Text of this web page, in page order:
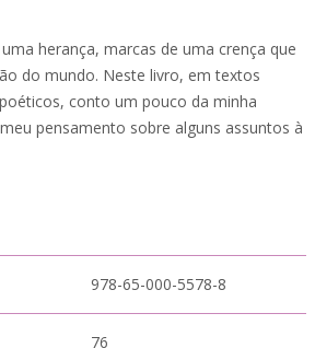
herança, marcas de uma crença que
do mundo. Neste livro, em textos
conto um pouco da minha
pensamento sobre alguns assuntos à
978-65-000-5578-8
76